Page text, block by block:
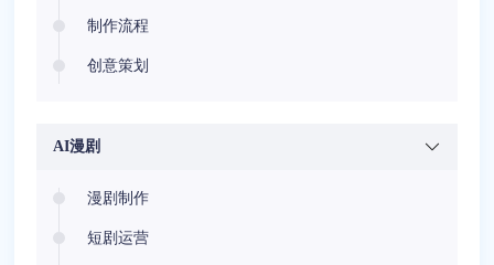
制作流程
创意策划
AI漫剧
漫剧制作
短剧运营